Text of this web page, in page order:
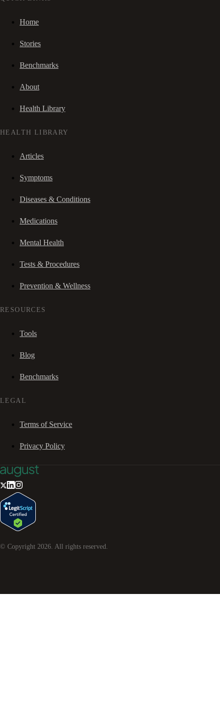
Home
Stories
Benchmarks
About
Health Library
HEALTH LIBRARY
Articles
Symptoms
Diseases & Conditions
Medications
Mental Health
Tests & Procedures
Prevention & Wellness
RESOURCES
Tools
Blog
Benchmarks
LEGAL
Terms of Service
Privacy Policy
© Copyright 2026. All rights reserved.